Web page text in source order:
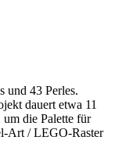
und 43 Perles.
dauert etwa 11
die Palette für
Art / LEGO-Raster